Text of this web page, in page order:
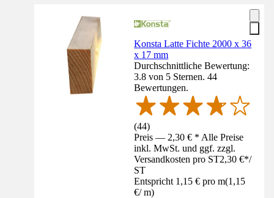
Konsta Latte Fichte 2000 x 36
x 17 mm
Durchschnittliche Bewertung:
3.8 von 5 Sternen. 44
Bewertungen.
(44)
Preis — 2,30 € * Alle Preise
inkl. MwSt. und ggf. zzgl.
Versandkosten pro ST2,30 €*/
ST
Entspricht 1,15 € pro m(1,15
€/ m)